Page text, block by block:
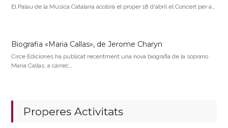
El Palau de la Música Catalana acollirà el proper 18 d'abril el Concert per a…
Biografia «Maria Callas», de Jerome Charyn
Circe Ediciones ha publicat recentment una nova biografia de la soprano
Maria Callas, a càrrec…
Properes Activitats